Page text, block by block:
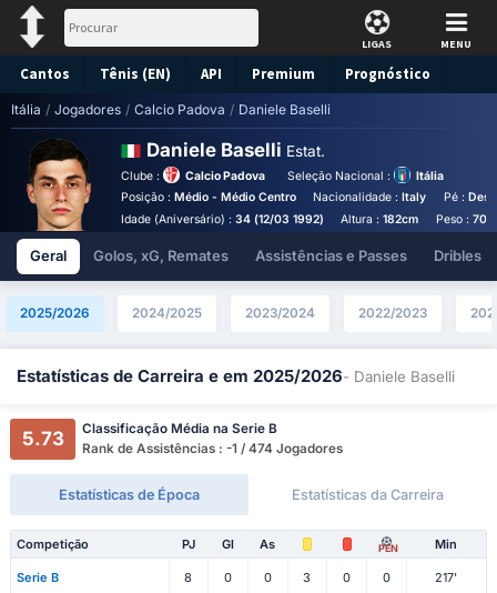
LIGAS MENU
Cantos Tênis (EN) API Premium Prognóstico
Itália / Jogadores / Calcio Padova / Daniele Baselli
Daniele Baselli Estat.
Clube : Calcio Padova Seleção Nacional :
Itália
Posição : Médio - Médio Centro Nacionalidade :Italy Pé :
Idade (Aniversário) : 34 (12/03 1992) Altura :182cm Peso :
Geral Golos, xG, Remates Assistências e Passes Dribles
2025/2026 2024/2025 2023/2024 2022/2023
Estatísticas de Carreira e em 2025/2026- Daniele Baselli
5.73
Classificação Média na Serie B
Rank de Assistências : -1 / 474 Jogadores
Estatísticas de Época Estatísticas da Carreira
Competição PJ Gl As PEN Min
Serie B 8 0 0 3 0 0 217'